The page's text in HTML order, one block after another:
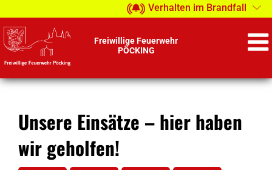
Inhalt
springen
Verhalten im Brandfall
Freiwillige Feuerwehr
PÖCKING
Unsere Einsätze – hier haben
wir geholfen!